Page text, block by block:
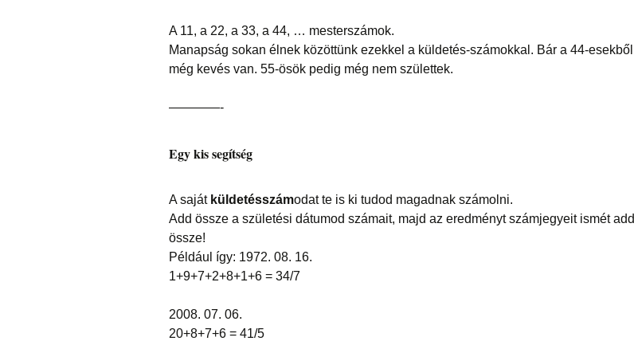
A 11, a 22, a 33, a 44, … mesterszámok.
Manapság sokan élnek közöttünk ezekkel a küldetés-számokkal. Bár a 44-esekből
még kevés van. 55-ösök pedig még nem születtek.
————-
Egy kis segítség
A saját küldetésszámodat te is ki tudod magadnak számolni.
Add össze a születési dátumod számait, majd az eredményt számjegyeit ismét add
össze!
Például így: 1972. 08. 16.
1+9+7+2+8+1+6 = 34/7
2008. 07. 06.
20+8+7+6 = 41/5